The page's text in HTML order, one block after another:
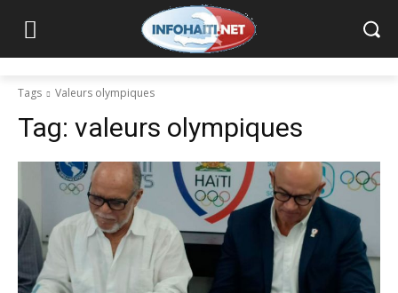
Tags Valeurs olympiques
Tag: valeurs olympiques